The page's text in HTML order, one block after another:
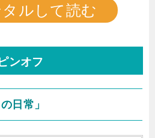
ルして読む
ンオフ
日常」